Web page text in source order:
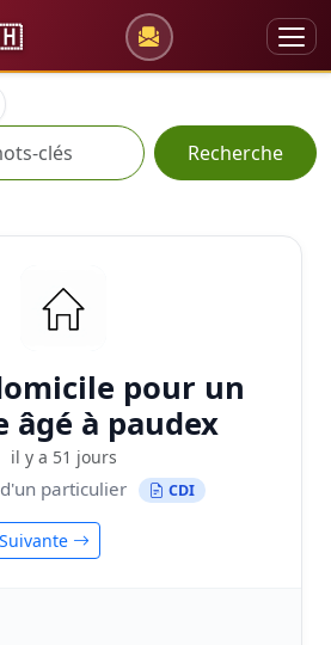
Recherche
pour un
âgé à paudex
il y a 51 jours
particulier CDI
Suivante